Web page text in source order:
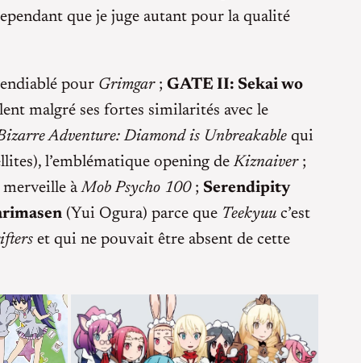
que je juge autant pour la qualité
pour Grimgar;GATE II: Sekai wo
malgré ses fortes similarités avec le
Bizarre Adventure: Diamond is Unbreakable qui
l’emblématique opening deKiznaiver;
merveille àMob Psycho 100; Serendipity
(Yui Ogura) parce que Teekyuu c’est
et qui ne pouvait être absent de cette